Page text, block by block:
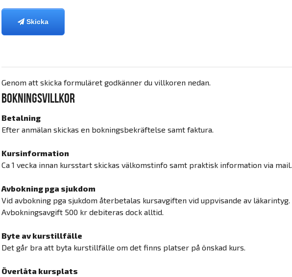
Skicka
Genom att skicka formuläret godkänner du villkoren nedan.
Bokningsvillkor
Betalning
Efter anmälan skickas en bokningsbekräftelse samt faktura.
Kursinformation
Ca 1 vecka innan kursstart skickas välkomstinfo samt praktisk information via mail.
Avbokning pga sjukdom
Vid avbokning pga sjukdom återbetalas kursavgiften vid uppvisande av läkarintyg.
Avbokningsavgift 500 kr debiteras dock alltid.
Byte av kurstillfälle
Det går bra att byta kurstillfälle om det finns platser på önskad kurs.
Överlåta kursplats